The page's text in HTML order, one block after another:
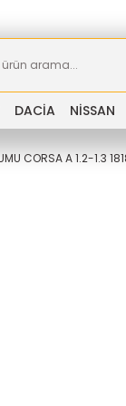
DACİA NİSSAN